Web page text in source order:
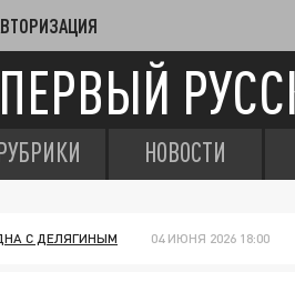
ПЕРВЫЙ
НОВОСТИ
С ДЕЛЯГИНЫМ 04 ИЮНЯ 2026 18:00